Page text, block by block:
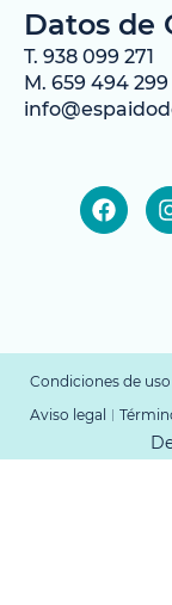
Datos de
T. 938 099 271
M. 659 494 299
Condiciones de uso
Aviso legal